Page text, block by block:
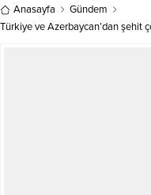
Anasayfa
Gündem
Türkiye ve Azerbaycan’dan şehit